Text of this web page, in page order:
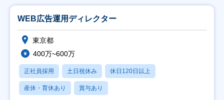
WEB広告運用ディレクター
東京都
400万~600万
正社員採用 土日祝休み 休日120日以上
産休・育休あり 賞与あり